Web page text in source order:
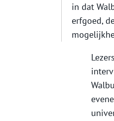
in dat
erfgoed,